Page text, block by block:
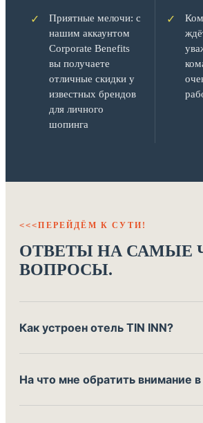
✓
Приятные мелочи: с
нашим аккаунтом
Corporate Benefits
вы получаете
отличные скидки у
известных брендов
для личного
шопинга
✓
<<<ПЕРЕЙДЁМ К СУТИ!
ОТВЕТЫ НА САМЫЕ
ВОПРОСЫ.
Как устроен отель TIN INN?
На что мне обратить внимание